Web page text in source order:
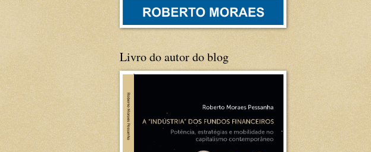
Livro do autor do blog